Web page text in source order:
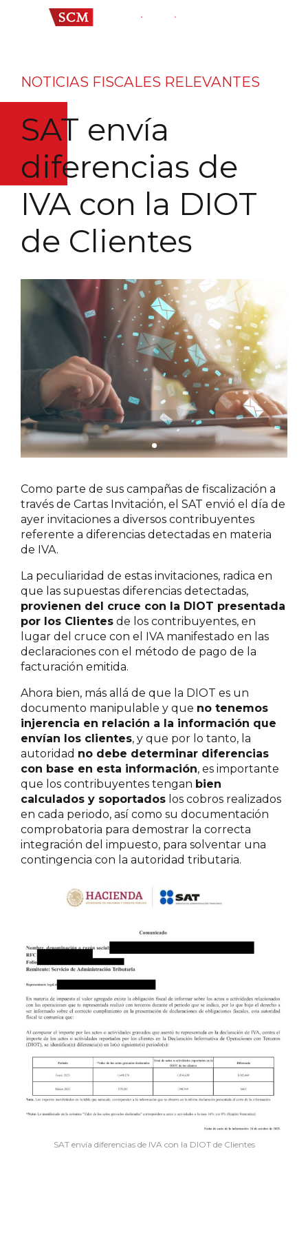
NOTICIAS FISCALES RELEVANTES
SAT envía
diferencias de
IVA con la DIOT
de Clientes
Como parte de sus campañas de fiscalización a
través de Cartas Invitación, el SAT envió el día de
ayer invitaciones a diversos contribuyentes
referente a diferencias detectadas en materia
de IVA.
La peculiaridad de estas invitaciones, radica en
que las supuestas diferencias detectadas,
provienen del cruce con la DIOT presentada
por los Clientes de los contribuyentes, en
lugar del cruce con el IVA manifestado en las
declaraciones con el método de pago de la
facturación emitida.
Ahora bien, más allá de que la DIOT es un
documento manipulable y que no tenemos
injerencia en relación a la información que
envían los clientes, y que por lo tanto, la
autoridad no debe determinar diferencias
con base en esta información, es importante
que los contribuyentes tengan bien
calculados y soportados los cobros realizados
en cada periodo, así como su documentación
comprobatoria para demostrar la correcta
integración del impuesto, para solventar una
contingencia con la autoridad tributaria.
SAT envía diferencias de IVA con la DIOT de Clientes